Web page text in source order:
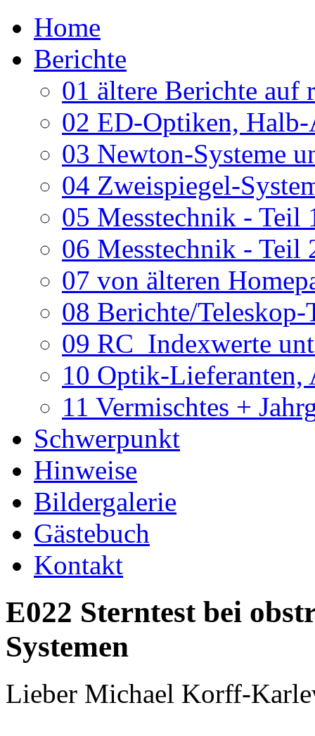
Home
Berichte
01 ältere Berichte auf
02 ED-Optiken, Halb-
03 Newton-Systeme
04 Zweispiegel-
05 Messtechnik - Teil
06 Messtechnik - Teil
07 von älteren
08 Berichte/
09 RC_Indexwerte
10 Optik-Lieferanten,
11 Vermischtes +
Schwerpunkt
Hinweise
Bildergalerie
Gästebuch
Kontakt
E022 Sterntest bei
Systemen
Lieber Michael